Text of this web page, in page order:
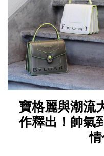
寶格麗與潮流
作釋出！帥氣
情